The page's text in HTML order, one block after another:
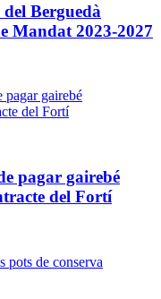
Berguedà
Mandat 2023-2027
pagar gairebé
del Fortí